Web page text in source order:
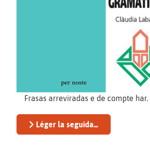
Frasas arreviradas e de compte har.
Léger la seguida...